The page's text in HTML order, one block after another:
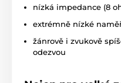
nízká impedance (8
extrémně nízké
žánrově i zvukově
odezvou